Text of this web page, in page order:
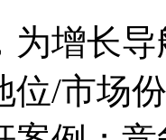
为增长导
位/市场